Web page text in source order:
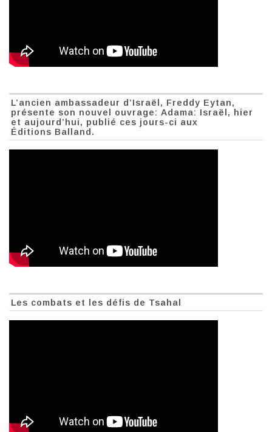
L’ancien ambassadeur d’Israël, Freddy Eytan,
présente son nouvel ouvrage: Adama: Israël, hier
et aujourd’hui, publié ces jours-ci aux
Éditions Balland.
Les combats et les défis de Tsahal